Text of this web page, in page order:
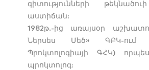
գիտությունների
աստիճան։
1982թ.-ից առայսօր
Ներսես Մեծ» ԳԲԿ-ում
Պրոկտոլոգիայի ԳՀԿ)
պրոկտոլոգ։